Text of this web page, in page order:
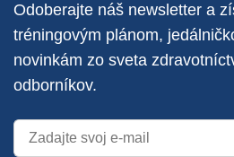
Odoberajte náš newsletter a
tréningovým plánom,
novinkám zo sveta
odborníkov.